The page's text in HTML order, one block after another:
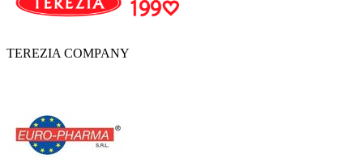
TEREZIA COMPANY